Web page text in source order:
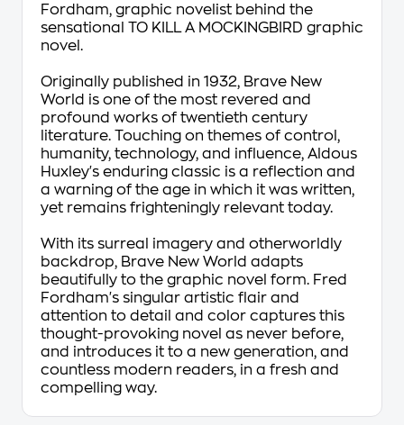
Fordham, graphic novelist behind the
sensational TO KILL A MOCKINGBIRD graphic
novel.
Originally published in 1932, Brave New
World is one of the most revered and
profound works of twentieth century
literature. Touching on themes of control,
humanity, technology, and influence, Aldous
Huxley's enduring classic is a reflection and
a warning of the age in which it was written,
yet remains frighteningly relevant today.
With its surreal imagery and otherworldly
backdrop, Brave New World adapts
beautifully to the graphic novel form. Fred
Fordham's singular artistic flair and
attention to detail and color captures this
thought-provoking novel as never before,
and introduces it to a new generation, and
countless modern readers, in a fresh and
compelling way.